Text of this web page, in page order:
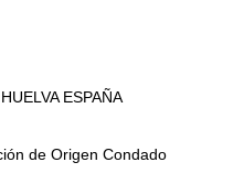
ESPAÑA
de Origen Condado